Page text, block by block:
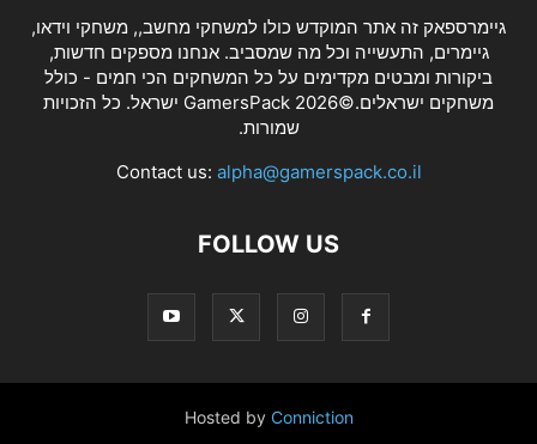
גיימרספאק זה אתר המוקדש כולו למשחקי מחשב,, משחקי וידאו,
גיימרים, התעשייה וכל מה שמסביב. אנחנו מספקים חדשות,
ביקורות ומבטים מקדימים על כל המשחקים הכי חמים - כולל
משחקים ישראלים.©2026 GamersPack ישראל. כל הזכויות
שמורות.
Contact us: alpha@gamerspack.co.il
FOLLOW US
Hosted by Conniction